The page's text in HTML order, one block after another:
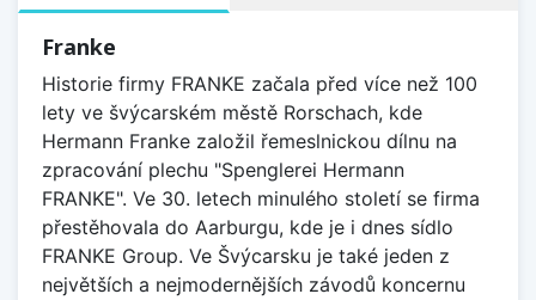
Franke
Historie firmy FRANKE začala před více než 100
lety ve švýcarském městě Rorschach, kde
Hermann Franke založil řemeslnickou dílnu na
zpracování plechu "Spenglerei Hermann
FRANKE". Ve 30. letech minulého století se firma
přestěhovala do Aarburgu, kde je i dnes sídlo
FRANKE Group. Ve Švýcarsku je také jeden z
největších a nejmodernějších závodů koncernu